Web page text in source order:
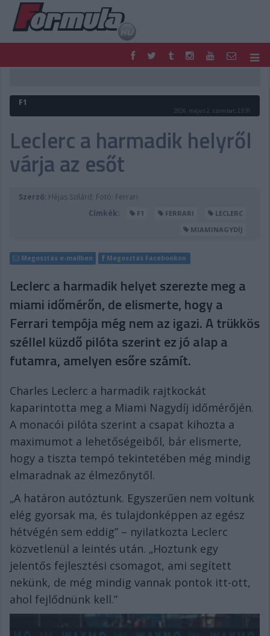
FORMULA
MOTOR
PODCAST
SHOP
DIGITÁLIS MAGAZIN
F1
2026. május 2. szombat, 23:31
Leclerc a harmadik helyről
várja az esőt
Szerző: Héjas Szilárd; Fotó: Ferrari
Címkék:
F1 FERRARI
LECLERC
MIAMINAGYDÍJ
Megosztás e-mailben Megosztás Facebookon
Leclerc a harmadik helyet szerezte meg a
miami időmérőn, de elismerte, hogy a
Ferrari tempója még nem az igazi. A trükkös
széllel küzdő pilóta szerint ez jó alap a
futamra, amelyen esőre számít.
Charles Leclerc a harmadik rajtkockát
kaparintotta meg a Miami Nagydíj időmérőjén.
A monacói pilóta szerint a csapat kihozta a
maximumot a lehetőségeiből, bár elismerte,
hogy a tiszta tempó tekintetében még mindig
elmaradnak az élmezőnytől.
„A határon autóztunk. Egyszerűen nem voltunk
elég gyorsak ma, és tulajdonképpen az egész
hétvégén sem eddig” – nyilatkozta Leclerc
közvetlenül a leintés után. „Hoztunk egy
jelentős fejlesztési csomagot, ami segített
nekünk, de még mindig vannak pontok itt-ott,
ahol fejlődnünk kell.”